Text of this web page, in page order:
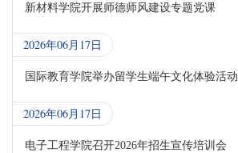
新材料学院开展师德师风建设专题党课
2026年06月17日
国际教育学院举办留学生端午文化体验活动
2026年06月17日
电子工程学院召开2026年招生宣传培训会